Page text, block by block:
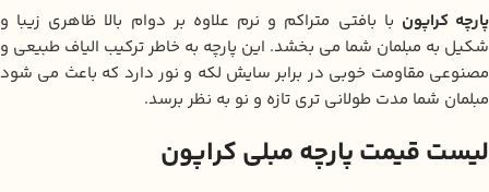
پارچه کراپون با بافتی متراکم و نرم علاوه بر دوام بالا ظاهری زیبا و
شکیل به مبلمان شما می‌ بخشد. این پارچه به خاطر ترکیب الیاف طبیعی و
مصنوعی مقاومت خوبی در برابر سایش لکه و نور دارد که باعث می‌ شود
مبلمان شما مدت طولانی‌ تری تازه و نو به نظر برسد.
لیست قیمت پارچه مبلی کراپون